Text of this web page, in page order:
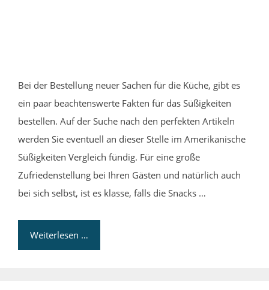
Bei der Bestellung neuer Sachen für die Küche, gibt es
ein paar beachtenswerte Fakten für das Süßigkeiten
bestellen. Auf der Suche nach den perfekten Artikeln
werden Sie eventuell an dieser Stelle im Amerikanische
Süßigkeiten Vergleich fündig. Für eine große
Zufriedenstellung bei Ihren Gästen und natürlich auch
bei sich selbst, ist es klasse, falls die Snacks …
Weiterlesen …